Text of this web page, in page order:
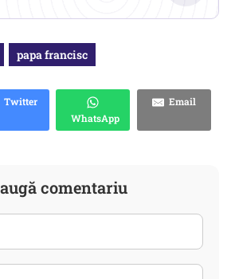
papa francisc
Twitter
WhatsApp
Email
comentariu